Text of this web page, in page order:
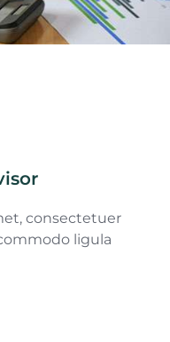
consectetuer
ligula